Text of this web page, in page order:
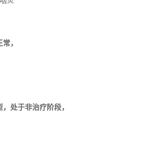
，
处于非治疗阶段，